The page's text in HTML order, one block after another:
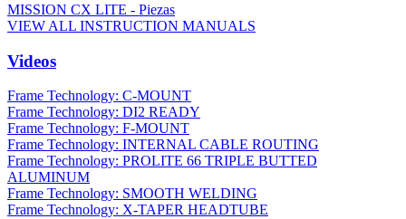
MISSION CX LITE - Piezas
VIEW ALL INSTRUCTION MANUALS
Videos
Frame Technology: C-MOUNT
Frame Technology: DI2 READY
Frame Technology: F-MOUNT
Frame Technology: INTERNAL CABLE ROUTING
Frame Technology: PROLITE 66 TRIPLE BUTTED
ALUMINUM
Frame Technology: SMOOTH WELDING
Frame Technology: X-TAPER HEADTUBE